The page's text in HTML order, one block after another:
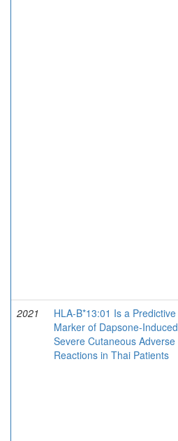
2021
HLA-B*13:01 Is a Predictive
Marker of Dapsone-Induced
Severe Cutaneous Adverse
Reactions in Thai Patients